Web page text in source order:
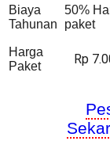
Biaya
Tahunan
50%
paket
Harga
Paket
Rp